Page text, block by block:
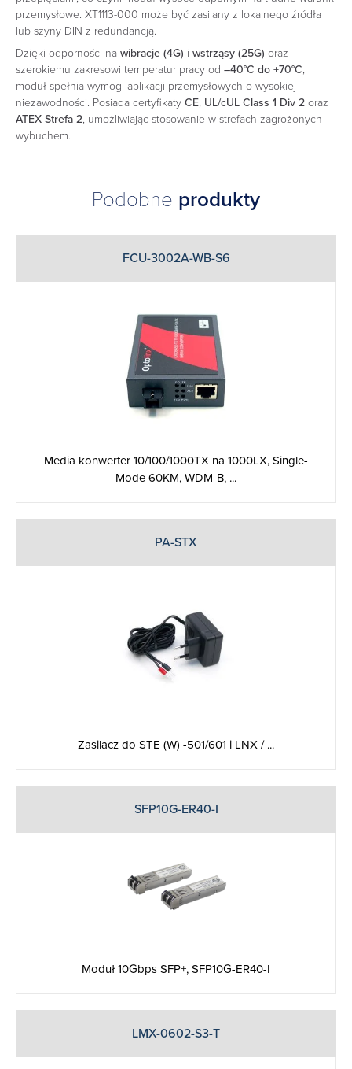
przemysłowe. XT1113-000 może być zasilany z lokalnego źródła
lub szyny DIN z redundancją.
Dzięki odporności na wibracje (4G) i wstrząsy (25G) oraz
szerokiemu zakresowi temperatur pracy od –40°C do +70°C,
moduł spełnia wymogi aplikacji przemysłowych o wysokiej
niezawodności. Posiada certyfikaty CE, UL/cUL Class 1 Div 2 oraz
ATEX Strefa 2, umożliwiając stosowanie w strefach zagrożonych
wybuchem.
Podobne produkty
FCU-3002A-WB-S6
Media konwerter 10/100/1000TX na 1000LX, Single-
Mode 60KM, WDM-B, ...
PA-STX
Zasilacz do STE (W) -501/601 i LNX / ...
SFP10G-ER40-I
Moduł 10Gbps SFP+, SFP10G-ER40-I
LMX-0602-S3-T